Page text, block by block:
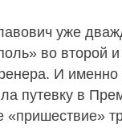
уже
во второй и
И именно
путевку в
«пришествие»